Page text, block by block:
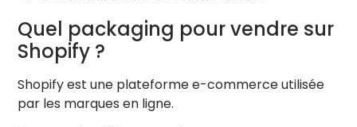
Quel packaging pour vendre sur
Shopify ?
Shopify est une plateforme e-commerce utilisée
par les marques en ligne.